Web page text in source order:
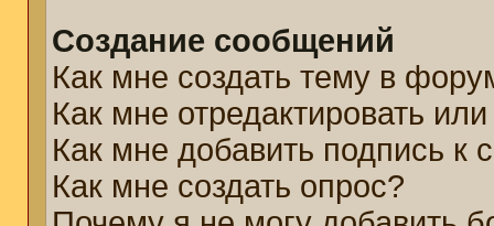
Создание сообщений
Как мне создать тему в
Как мне отредактировать
Как мне добавить подпись
Как мне создать опрос?